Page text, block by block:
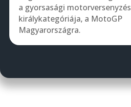
a gyorsasági motorversenyzés
királykategóriája, a MotoGP
Magyarországra.